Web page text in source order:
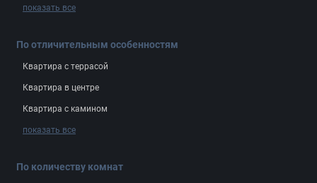
показать все
По отличительным особенностям
Квартира с террасой
Квартира в центре
Квартира с камином
показать все
По количеству комнат